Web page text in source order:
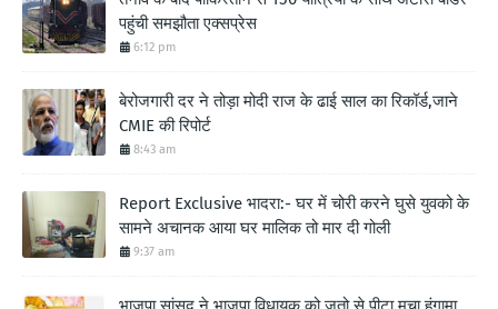
पहुंची समझौता एक्सप्रेस
6:12 pm
बेरोजगारी दर ने तोड़ा मोदी राज के ढाई साल का रिकॉर्ड,जाने
CMIE की रिपोर्ट
8:43 am
Report Exclusive भादरा:- घर में चोरी करने घुसे युवको के
सामने अचानक आया घर मालिक तो मार दी गोली
9:37 am